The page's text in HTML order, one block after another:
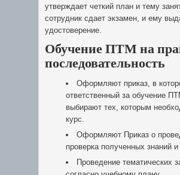
утверждает четкий план и тему
сотрудник сдает экзамен, и ему
удостоверение.
Обучение ПТМ на
последовательность
Оформляют приказ, в
ответственный за обучение
выбирают тех, которым
курс.
Оформляют Приказ о
проверка полученных знаний
Проведение тематических